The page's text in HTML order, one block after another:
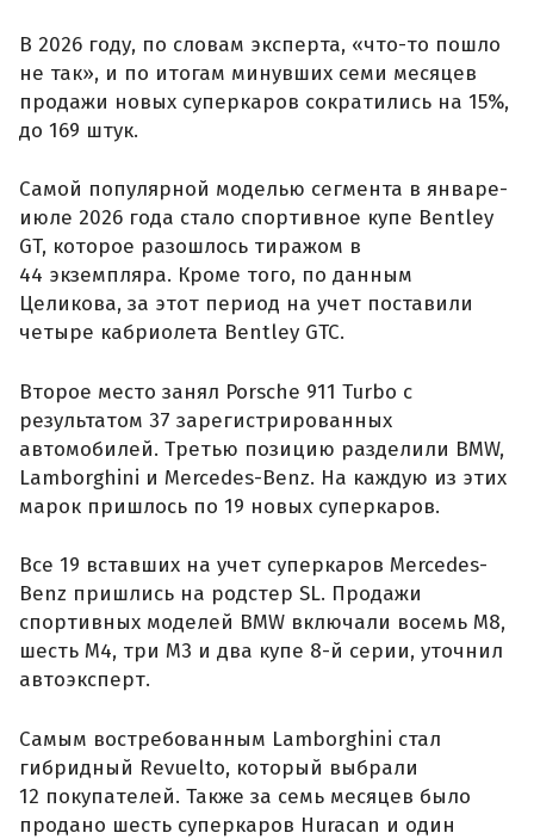
В 2026 году, по словам эксперта, «что-то пошло
не так», и по итогам минувших семи месяцев
продажи новых суперкаров сократились на 15%,
до 169 штук.
Самой популярной моделью сегмента в январе-
июле 2026 года стало спортивное купе Bentley
GT, которое разошлось тиражом в
44 экземпляра. Кроме того, по данным
Целикова, за этот период на учет поставили
четыре кабриолета Bentley GTC.
Второе место занял Porsche 911 Turbo с
результатом 37 зарегистрированных
автомобилей. Третью позицию разделили BMW,
Lamborghini и Mercedes-Benz. На каждую из этих
марок пришлось по 19 новых суперкаров.
Все 19 вставших на учет суперкаров Mercedes-
Benz пришлись на родстер SL. Продажи
спортивных моделей BMW включали восемь M8,
шесть M4, три M3 и два купе 8-й серии, уточнил
автоэксперт.
Самым востребованным Lamborghini стал
гибридный Revuelto, который выбрали
12 покупателей. Также за семь месяцев было
продано шесть суперкаров Huracan и один